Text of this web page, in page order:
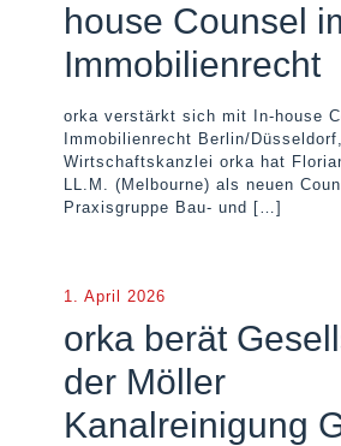
house Counsel
Immobilienrecht
orka verstärkt sich mit In-house
Immobilienrecht Berlin/
Wirtschaftskanzlei orka hat
LL.M. (Melbourne) als neuen
Praxisgruppe Bau- und […]
1. April 2026
orka berät
der Möller
Kanalreinigung